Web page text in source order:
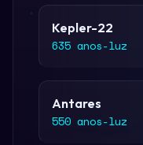
Kepler-22
635 anos-luz
Antares
550 anos-luz